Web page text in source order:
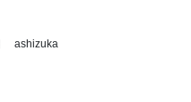
ashizuka